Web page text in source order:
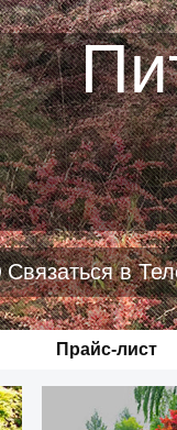
Связаться в
Прайс-лист